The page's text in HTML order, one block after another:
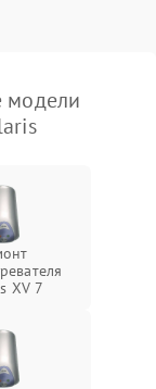
модели
XV 7